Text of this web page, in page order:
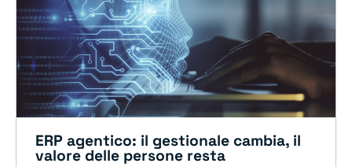
ERP agentico: il gestionale cambia, il
valore delle persone resta